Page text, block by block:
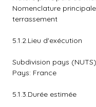
Nomenclature
terrassement
5.1.2.Lieu d'exécution
Subdivision pays
Pays: France
5.1.3.Durée estimée